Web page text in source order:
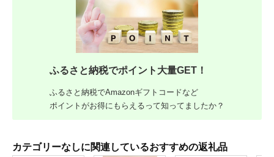
ふるさと納税でポイント大量GET！
ふるさと納税でAmazonギフトコードなど
ポイントがお得にもらえるって知ってましたか？
カテゴリーなしに関連しているおすすめの返礼品